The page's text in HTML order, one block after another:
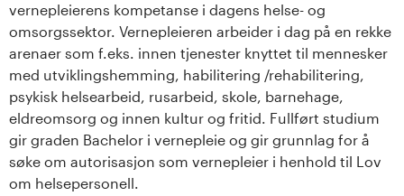
vernepleierens kompetanse i dagens helse- og
omsorgssektor. Vernepleieren arbeider i dag på en rekke
arenaer som f.eks. innen tjenester knyttet til mennesker
med utviklingshemming, habilitering /rehabilitering,
psykisk helsearbeid, rusarbeid, skole, barnehage,
eldreomsorg og innen kultur og fritid. Fullført studium
gir graden Bachelor i vernepleie og gir grunnlag for å
søke om autorisasjon som vernepleier i henhold til Lov
om helsepersonell.